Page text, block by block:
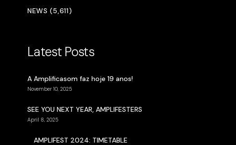
NEWS (5,611)
Latest Posts
A Amplificasom faz hoje 19 anos!
November 10, 2025
SEE YOU NEXT YEAR, AMPLIFESTERS
April 8, 2025
AMPLIFEST 2024: TIMETABLE